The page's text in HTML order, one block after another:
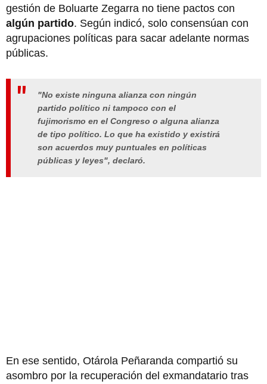
gestión de Boluarte Zegarra no tiene pactos con
algún partido. Según indicó, solo consensúan con
agrupaciones políticas para sacar adelante normas
públicas.
"No existe ninguna alianza con ningún
partido político ni tampoco con el
fujimorismo en el Congreso o alguna alianza
de tipo político. Lo que ha existido y existirá
son acuerdos muy puntuales en políticas
públicas y leyes", declaró.
En ese sentido, Otárola Peñaranda compartió su
asombro por la recuperación del exmandatario tras